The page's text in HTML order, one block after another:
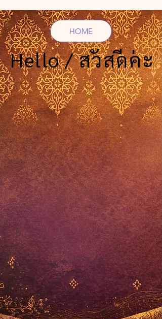
HOME
Hello / สวัสดีค่ะ
Hello / สวัสดีค่ะ